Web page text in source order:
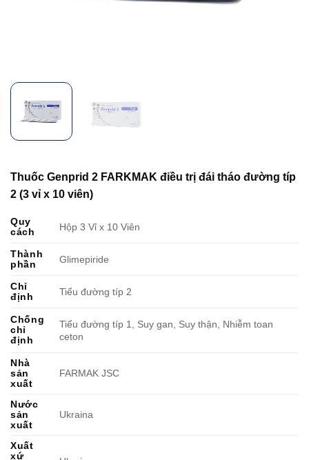
Thuốc Genprid 2 FARKMAK điều trị đái tháo đường típ
2 (3 vỉ x 10 viên)
Quy
cách
Hộp 3 Vỉ x 10 Viên
Thành
phần
Glimepiride
Chỉ
định
Tiểu đường típ 2
Chống
chỉ
định
Tiểu đường típ 1, Suy gan, Suy thận, Nhiễm toan
ceton
Nhà
sản
xuất
FARMAK JSC
Nước
sản
xuất
Ukraina
Xuất
xứ